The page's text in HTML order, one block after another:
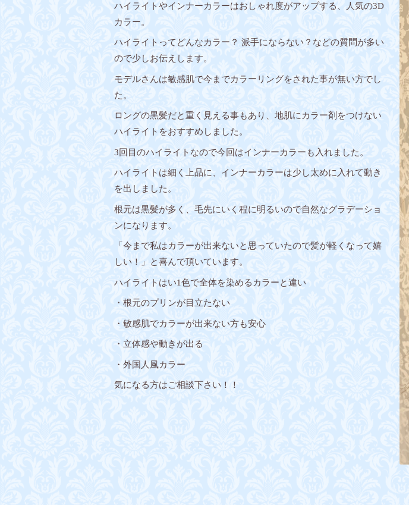
ハイライトやインナーカラーはおしゃれ度がアップする、人気の3D
カラー。
ハイライトってどんなカラー？ 派手にならない？などの質問が多い
ので少しお伝えします。
モデルさんは敏感肌で今までカラーリングをされた事が無い方でし
た。
ロングの黒髪だと重く見える事もあり、地肌にカラー剤をつけない
ハイライトをおすすめしました。
3回目のハイライトなので今回はインナーカラーも入れました。
ハイライトは細く上品に、インナーカラーは少し太めに入れて動き
を出しました。
根元は黒髪が多く、毛先にいく程に明るいので自然なグラデーショ
ンになります。
「今まで私はカラーが出来ないと思っていたので髪が軽くなって嬉
しい！」と喜んで頂いています。
ハイライトはい1色で全体を染めるカラーと違い
・根元のプリンが目立たない
・敏感肌でカラーが出来ない方も安心
・立体感や動きが出る
・外国人風カラー
気になる方はご相談下さい！！